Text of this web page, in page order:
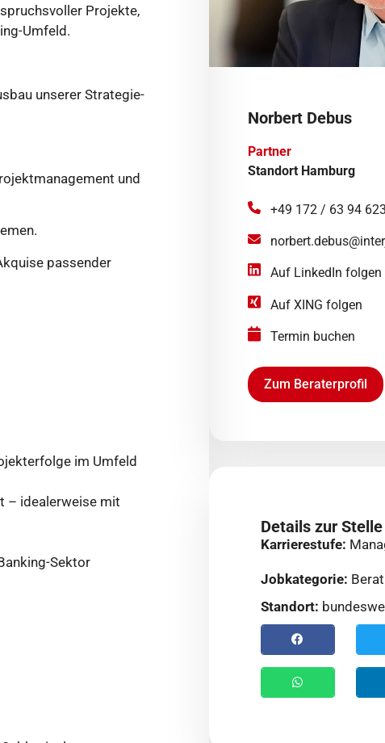
Projekte,
Umfeld.
unserer Strategie-
und
passender
im Umfeld
– idealerweise mit
Sektor
Norbert Debus
Partner
Standort Hamburg
+49 172 / 63 94
Auf LinkedIn folgen
Auf XING folgen
Termin buchen
Zum Beraterprofil
Details zur Stelle
Karrierestufe:
Jobkategorie:
Standort: